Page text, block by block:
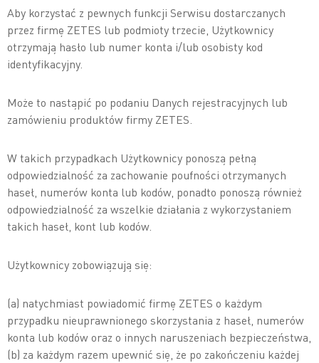
Aby korzystać z pewnych funkcji Serwisu dostarczanych
przez firmę ZETES lub podmioty trzecie, Użytkownicy
otrzymają hasło lub numer konta i/lub osobisty kod
identyfikacyjny.
Może to nastąpić po podaniu Danych rejestracyjnych lub
zamówieniu produktów firmy ZETES.
W takich przypadkach Użytkownicy ponoszą pełną
odpowiedzialność za zachowanie poufności otrzymanych
haseł, numerów konta lub kodów, ponadto ponoszą również
odpowiedzialność za wszelkie działania z wykorzystaniem
takich haseł, kont lub kodów.
Użytkownicy zobowiązują się:
(a) natychmiast powiadomić firmę ZETES o każdym
przypadku nieuprawnionego skorzystania z haseł, numerów
konta lub kodów oraz o innych naruszeniach bezpieczeństwa,
(b) za każdym razem upewnić się, że po zakończeniu każdej